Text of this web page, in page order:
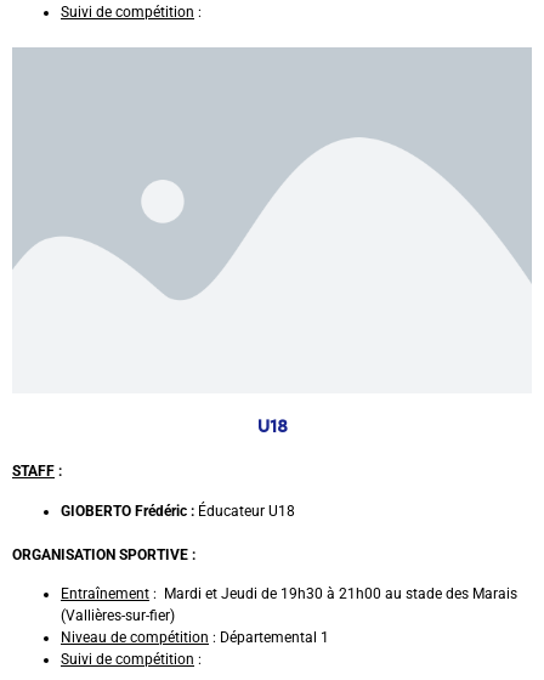
Suivi de compétition :
U18
STAFF :
GIOBERTO Frédéric : Éducateur U18
ORGANISATION SPORTIVE :
Entraînement : Mardi et Jeudi de 19h30 à 21h00 au stade des Marais
(Vallières-sur-fier)
Niveau de compétition : Départemental 1
Suivi de compétition :